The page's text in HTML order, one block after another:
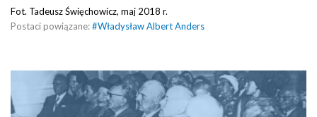
Fot. Tadeusz Święchowicz, maj 2018 r.
Postaci powiązane:#Władysław Albert Anders